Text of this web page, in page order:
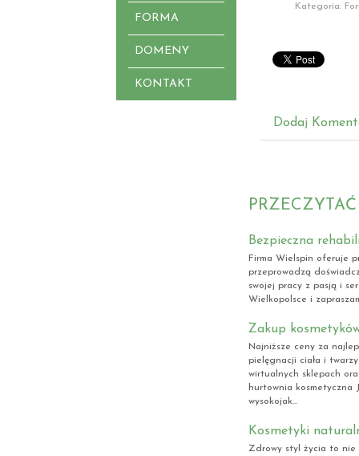
FORMA
DOMENY
KONTAKT
Kategoria:
Dodaj
Bezpieczna
Firma Wielspin oferuje
przeprowadzą
swojej pracy z pasją i
Wielkopolsce i
Zakup
Najniższe ceny za
pielęgnacji ciała i
wirtualnych sklepach
hurtownia kosmetyczna
wysokojak...
Kosmetyki
Zdrowy styl życia to nie